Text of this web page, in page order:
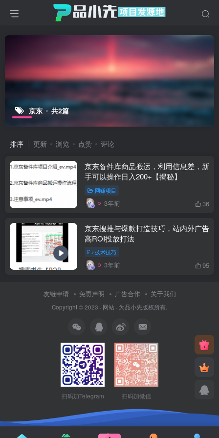
京东 共2篇
排序 更新 浏览 点赞 评论
京东备件库商品搬运，利用信息差，新
手可以操作日入200+【揭秘】
网赚项目
3年前 36
京东搜推与爆款打造技巧，站内外广告
高ROI投放打法
技术技巧
3年前 95
友链申请 免责声明 广告合作 关于我们
Copyright © 2023 · 网站 · 为品小先版权所有.
扫码加Telegram 扫码加微信